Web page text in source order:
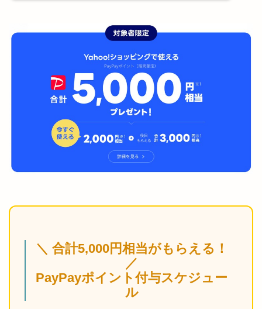
＼ 合計5,000円相当がもらえる！
／
PayPayポイント付与スケジュー
ル